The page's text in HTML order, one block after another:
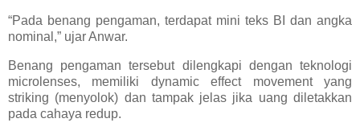
“Pada benang pengaman, terdapat mini teks BI dan angka
nominal,” ujar Anwar.
Benang pengaman tersebut dilengkapi dengan teknologi
microlenses, memiliki dynamic effect movement yang
striking (menyolok) dan tampak jelas jika uang diletakkan
pada cahaya redup.